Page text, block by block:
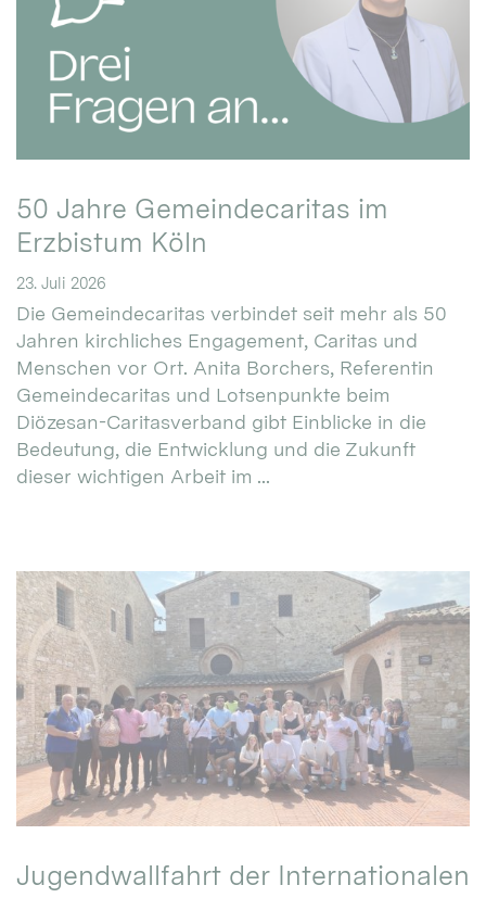
50 Jahre Gemeindecaritas im
Erzbistum Köln
23. Juli 2026
Die Gemeindecaritas verbindet seit mehr als 50
Jahren kirchliches Engagement, Caritas und
Menschen vor Ort. Anita Borchers, Referentin
Gemeindecaritas und Lotsenpunkte beim
Diözesan-Caritasverband gibt Einblicke in die
Bedeutung, die Entwicklung und die Zukunft
dieser wichtigen Arbeit im ...
Jugendwallfahrt der Internationalen